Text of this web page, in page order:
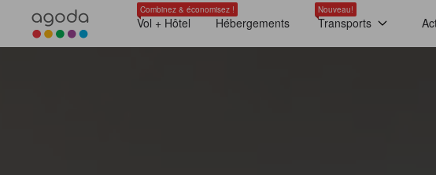
Combinez & économisez !
Vol + Hôtel Hébergements
Nouveau!
Transports